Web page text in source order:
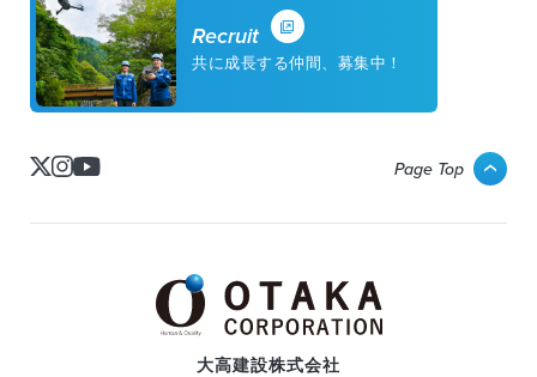
Recruit
共に成長する仲間、募集中！
Page Top
大高建設株式会社